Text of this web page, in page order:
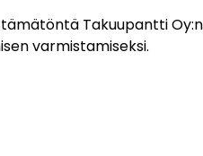
Takuupantti
varmistamiseksi.